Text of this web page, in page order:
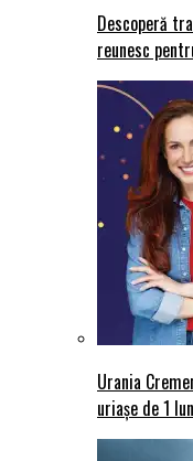
Descoperă
reunesc
Urania
uriașe de 1